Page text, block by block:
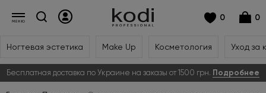
0 0
Ногтевая эстетика Make Up Косметология Уход за
Бесплатная доставка по Украине на заказы от 1500 грн. Подробнее